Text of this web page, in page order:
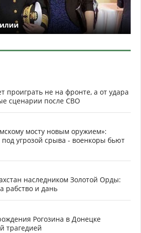
проиграть не на фронте, а от удара
сценарии после СВО
мосту новым оружием»:
угрозой срыва - военкоры бьют
наследником Золотой Орды:
рабство и дань
Рогозина в Донецке
трагедией